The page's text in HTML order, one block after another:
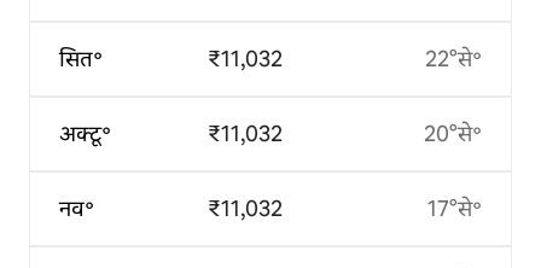
सित॰
अक्टू॰
नव॰
₹11,032
₹11,032
₹11,032
22°से॰
20°से॰
17°से॰